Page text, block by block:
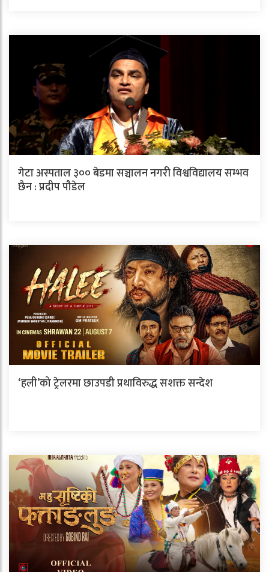
गेटा अस्पताल ३०० बेडमा सञ्चालन नगरी विश्वविद्यालय सम्भव
छैन : प्रदीप पौडेल
‘हली’को ट्रेलरमा छाउपडी प्रथाविरुद्ध सशक्त सन्देश